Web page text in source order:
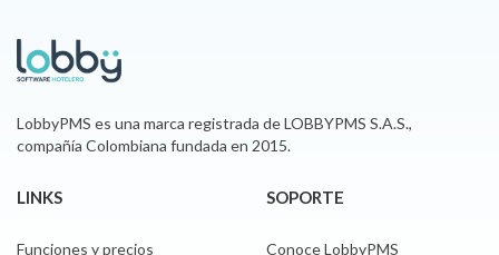
LobbyPMS es una marca registrada de LOBBYPMS S.A.S.,
compañía Colombiana fundada en 2015.
LINKS
Funciones y precios
SOPORTE
Conoce LobbyPMS